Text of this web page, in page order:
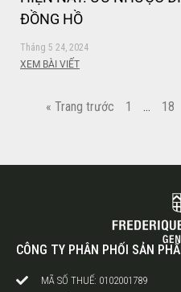
ĐỒNG HỒ
Tháng 5 24, 2024
XEM BÀI VIẾT
« Trang trước 1 … 18
CÔNG TY PHÂN PHỐI SẢN
MÃ SỐ THUẾ: 0102001789